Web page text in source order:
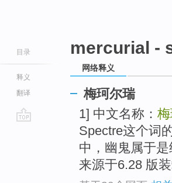
目录
释义
翻译
mercurial -
网络释义
梅珂尔瑞
1] 中文名称：
Spectre这个词
中，幽鬼属于
来源于6.28 版